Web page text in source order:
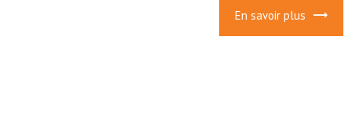
En savoir plus